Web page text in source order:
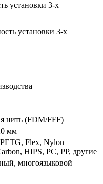
установки 3-х
нить (FDM/FFF)
мм
Flex, Nylon
HIPS, PC, PP, другие
многоязыковой